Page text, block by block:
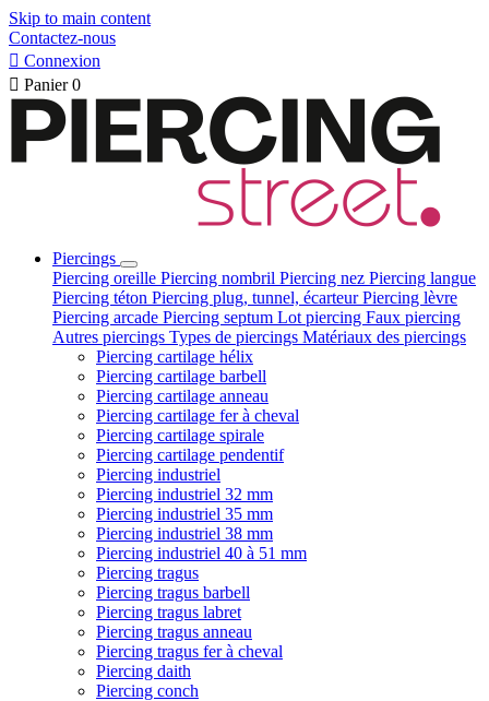
Skip to main content
Contactez-nous
 Connexion
 Panier 0
Piercings
Piercing oreille Piercing nombril Piercing nez Piercing langue
Piercing téton Piercing plug, tunnel, écarteurPiercing lèvre
Piercing arcade Piercing septum Lot piercing Faux piercing
Autres piercings Types de piercings Matériaux des piercings
Piercing cartilage hélix
Piercing cartilage barbell
Piercing cartilage anneau
Piercing cartilage fer à cheval
Piercing cartilage spirale
Piercing cartilage pendentif
Piercing industriel
Piercing industriel 32 mm
Piercing industriel 35 mm
Piercing industriel 38 mm
Piercing industriel 40 à 51 mm
Piercing tragus
Piercing tragus barbell
Piercing tragus labret
Piercing tragus anneau
Piercing tragus fer à cheval
Piercing daith
Piercing conch